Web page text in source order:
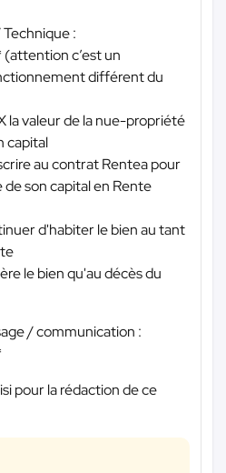
:
(attention c’est un
différent du
la valeur de la nue-propriété
capital
au contrat Rentea pour
son capital en Rente
d'habiter le bien au tant
le bien qu'au décès du
/ communication :
pour la rédaction de ce